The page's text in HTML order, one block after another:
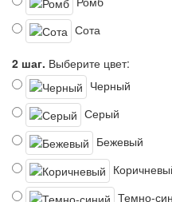
Сота
2 шаг. Выберите цвет:
Черный
Серый
Бежевый
Темно-